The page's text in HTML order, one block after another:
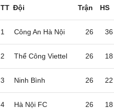
TT Đội Trận HS
1 Công An Hà Nội 26 36
2 Thể Công Viettel 26 18
3 Ninh Bình 26 22
4 Hà Nội FC 26 18